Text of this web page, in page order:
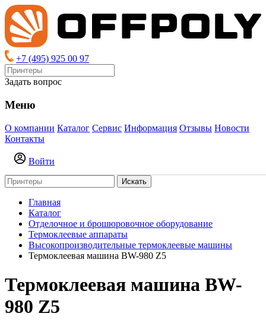
+7 (495) 925 00 97
Задать вопрос
Меню
О компании Каталог Сервис Информация Отзывы Новости
Контакты
Войти
Искать
Главная
Каталог
Отделочное и брошюровочное оборудование
Термоклеевые аппараты
Высокопроизводительные термоклеевые машины
Термоклеевая машина BW-980 Z5
Термоклеевая машина BW-
980 Z5